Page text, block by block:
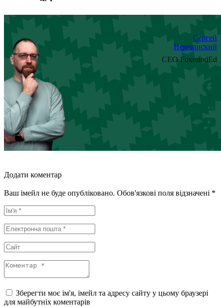
Сергей
Немчинский
CEO FoxmindEd
Додати коментар
Ваш імейл не буде опубліковано. Обов'язкові поля відзначені *
Зберегти моє ім'я, імейл та адресу сайту у цьому браузері
для майбутніх коментарів